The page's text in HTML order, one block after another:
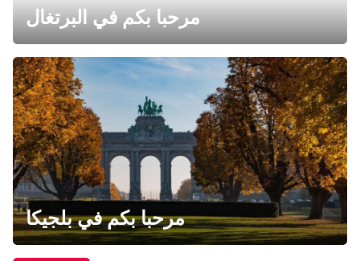
مرحبا بكم في البرتغال
مرحبا بكم في بلجيكا